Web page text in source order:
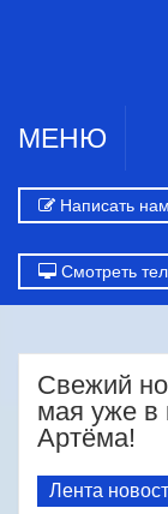
МЕНЮ
Написать нам
Смотреть
Свежий
мая уже в
Артёма!
Лента